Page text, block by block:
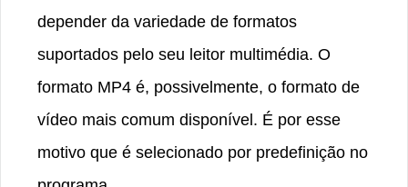
depender da variedade de formatos
suportados pelo seu leitor multimédia. O
formato MP4 é, possivelmente, o formato de
vídeo mais comum disponível. É por esse
motivo que é selecionado por predefinição no